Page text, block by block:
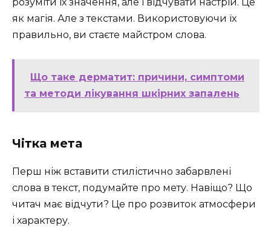
як магія. Але з текстами. Використовуючи їх
правильно, ви стаєте майстром слова.
Що таке дерматит: причини, симптоми
та методи лікування шкірних запалень
Чітка мета
Перш ніж вставити стилістично забарвлені
слова в текст, подумайте про мету. Навіщо? Що
читач має відчути? Це про розвиток атмосфери
і характеру.